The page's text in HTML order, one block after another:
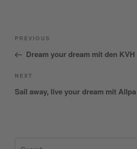
Beitragsnavigation
Previous
Post
PREVIOUS
Dream your dream mit den
Next
Post
NEXT
Sail away, live your dream mit